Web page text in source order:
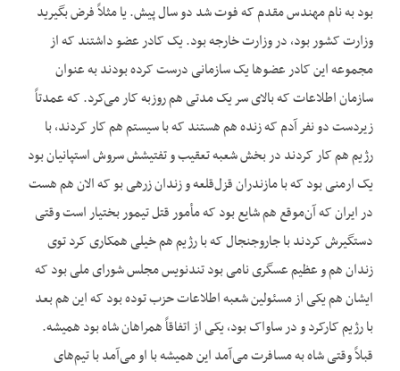
بود به نام مهندس مقدم که فوت شد دو سال پیش. یا مثلاً فرض بگیرید
وزارت کشور بود، در وزارت خارجه بود. یک کادر عضو داشتند که از
مجموعه این کادر عضوها یک سازمانی درست کرده بودند به عنوان
سازمان اطلاعات که بالای سر یک مدتی هم روزبه کار می‌کرد. که عمدتاً
زیردست دو نفر آدم که زنده هم هستند که با سیستم هم کار کردند، با
رژیم هم کار کردند در بخش شعبه تعقیب و تفتیشش سروش استپانیان بود
یک ارمنی بود که با مازندران قزل‌قلعه و زندان زرهی بو که الان هم هست
در ایران که آن‌موقع هم شایع بود که مأمور قتل تیمور بختیار است وقتی
دستگیرش کردند با جاروجنجال که با رژیم هم خیلی همکاری کرد توی
زندان هم و عظیم عسگری نامی بود تندنویس مجلس شورای ملی بود که
ایشان هم یکی از مسئولین شعبه اطلاعات حزب توده بود که این هم بعد
با رژیم کارکرد و در ساواک بود، یکی از اتفاقاً همراهان شاه بود همیشه.
قبلاً وقتی شاه به مسافرت می‌آمد این همیشه با او می‌آمد با تیم‌های